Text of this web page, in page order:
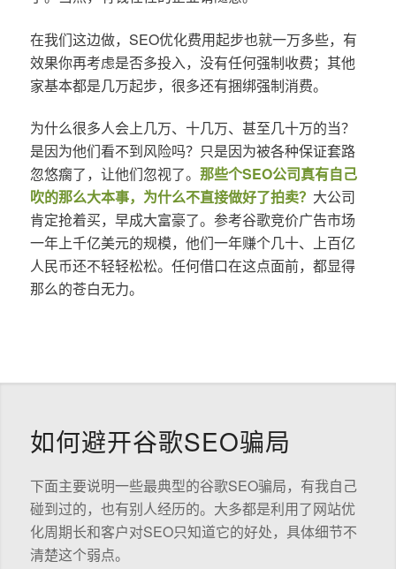
在我们这边做，SEO优化费用起步也就一万多些，有
效果你再考虑是否多投入，没有任何强制收费；其他
家基本都是几万起步，很多还有捆绑强制消费。
为什么很多人会上几万、十几万、甚至几十万的当？
是因为他们看不到风险吗？只是因为被各种保证套路
忽悠瘸了，让他们忽视了。 那些个SEO公司真有自己
吹的那么大本事，为什么不直接做好了拍卖？ 大公司
肯定抢着买，早成大富豪了。参考谷歌竞价广告市场
一年上千亿美元的规模，他们一年赚个几十、上百亿
人民币还不轻轻松松。任何借口在这点面前，都显得
那么的苍白无力。
如何避开谷歌SEO骗局
下面主要说明一些最典型的谷歌SEO骗局，有我自己
碰到过的，也有别人经历的。大多都是利用了网站优
化周期长和客户对SEO只知道它的好处，具体细节不
清楚这个弱点。